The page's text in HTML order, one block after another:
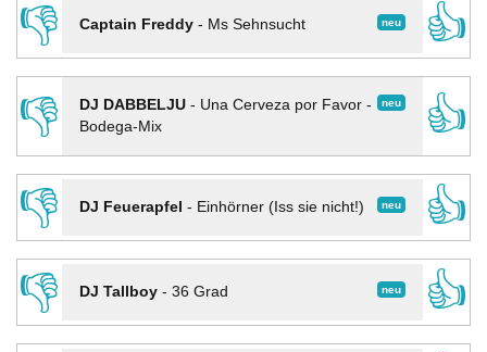
👎
neu
Captain Freddy- Ms Sehnsucht
👍
👎
neu
DJ DABBELJU- Una Cerveza por Favor -
Bodega-Mix
👍
👎
neu
DJ Feuerapfel - Einhörner (Iss sie nicht!)
👍
👎
neu
DJ Tallboy- 36 Grad
👍